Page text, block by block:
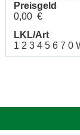
Preisgeld
0,00 €
LKL/Art
1 2 3 4 5 6 7 0